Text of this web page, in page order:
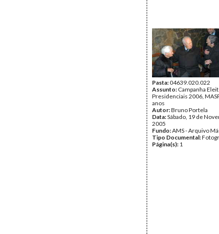
Pasta:04639.020.022
Assunto: Campanha
Presidenciais 2006,
anos
Autor:Bruno Portela
Data:Sábado, 19 de
2005
Fundo:AMS - Arquivo
Tipo Documental:
Página(s): 1